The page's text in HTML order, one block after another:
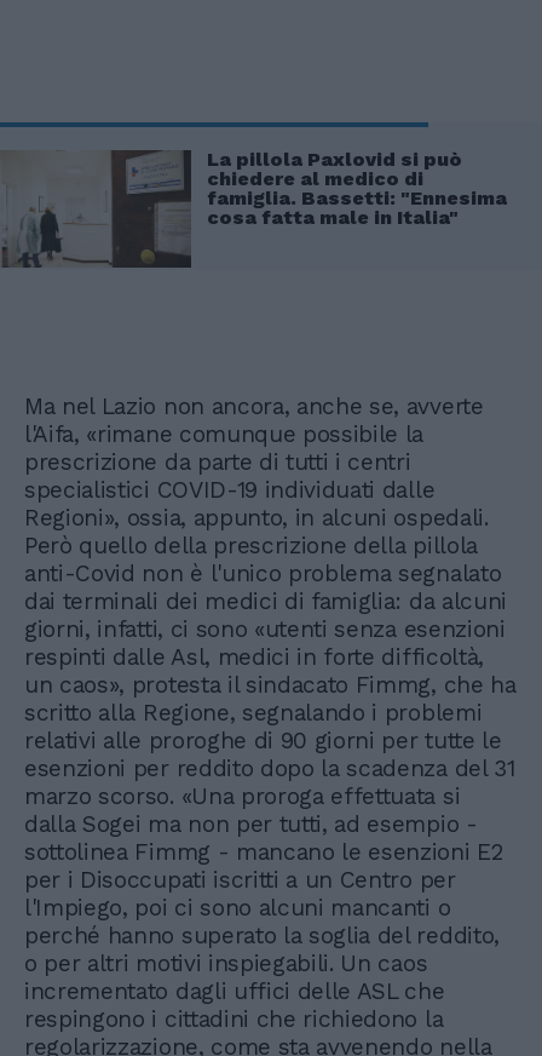
La pillola Paxlovid si può
chiedere al medico di
famiglia. Bassetti: "Ennesima
cosa fatta male in Italia"
Ma nel Lazio non ancora, anche se, avverte
l'Aifa, «rimane comunque possibile la
prescrizione da parte di tutti i centri
specialistici COVID-19 individuati dalle
Regioni», ossia, appunto, in alcuni ospedali.
Però quello della prescrizione della pillola
anti-Covid non è l'unico problema segnalato
dai terminali dei medici di famiglia: da alcuni
giorni, infatti, ci sono «utenti senza esenzioni
respinti dalle Asl, medici in forte difficoltà,
un caos», protesta il sindacato Fimmg, che ha
scritto alla Regione, segnalando i problemi
relativi alle proroghe di 90 giorni per tutte le
esenzioni per reddito dopo la scadenza del 31
marzo scorso. «Una proroga effettuata si
dalla Sogei ma non per tutti, ad esempio -
sottolinea Fimmg - mancano le esenzioni E2
per i Disoccupati iscritti a un Centro per
l'Impiego, poi ci sono alcuni mancanti o
perché hanno superato la soglia del reddito,
o per altri motivi inspiegabili. Un caos
incrementato dagli uffici delle ASL che
respingono i cittadini che richiedono la
regolarizzazione, come sta avvenendo nella